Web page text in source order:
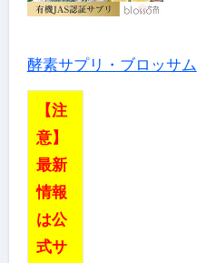
酵素サプリ・ブロッサム
【注
意】
最新
情報
は公
式サ